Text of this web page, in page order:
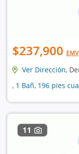
$237,900 EMV
Ver Dirección,
, 1 Bañ, 196 pies
11